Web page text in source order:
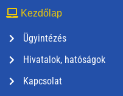
Kezdőlap
Ügyintézés
Hivatalok, hatóságok
Kapcsolat